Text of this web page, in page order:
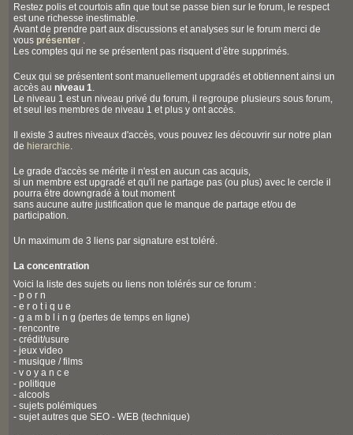
Restez polis et courtois afin que tout se passe bien sur le forum, le respect
est une richesse inestimable.
Avant de prendre part aux discussions et analyses sur le forum merci de
vous présenter
Les comptes qui ne se présentent pas risquent d’être supprimés.
Ceux qui se présentent sont manuellement upgradés et obtiennent ainsi un
accès au niveau 1
Le niveau 1 est un niveau privé du forum, il regroupe plusieurs sous forum,
et seul les membres de niveau 1 et plus y ont accès.
Il existe 3 autres niveaux d'accès, vous pouvez les découvrir sur notre plan
de hierarchie
Le grade d'accès se mérite il n'est en aucun cas acquis,
si un membre est upgradé et qu'il ne partage pas (ou plus) avec le cercle il
pourra être downgradé à tout moment
sans aucune autre justification que le manque de partage et/ou de
participation.
Un maximum de 3 liens par signature est toléré.
La concentration
Voici la liste des sujets ou liens non tolérés sur ce forum :
- p o r n
- e r o t i q u e
- g a m b l i n g (pertes de temps en ligne)
- rencontre
- crédit/usure
- jeux video
- musique / films
- v o y a n c e
- politique
- alcools
- sujets polémiques
- sujet autres que SEO - WEB (technique)